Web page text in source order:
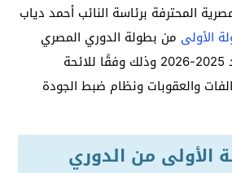
المحترفة برئاسة النائب أحمد دياب
الأولى من بطولة الدوري المصري
الممتاز للموسم الجديد 2025-2026 وذلك وفقًا للائحة
والعقوبات ونظام ضبط الجودة
الأولى من الدوري